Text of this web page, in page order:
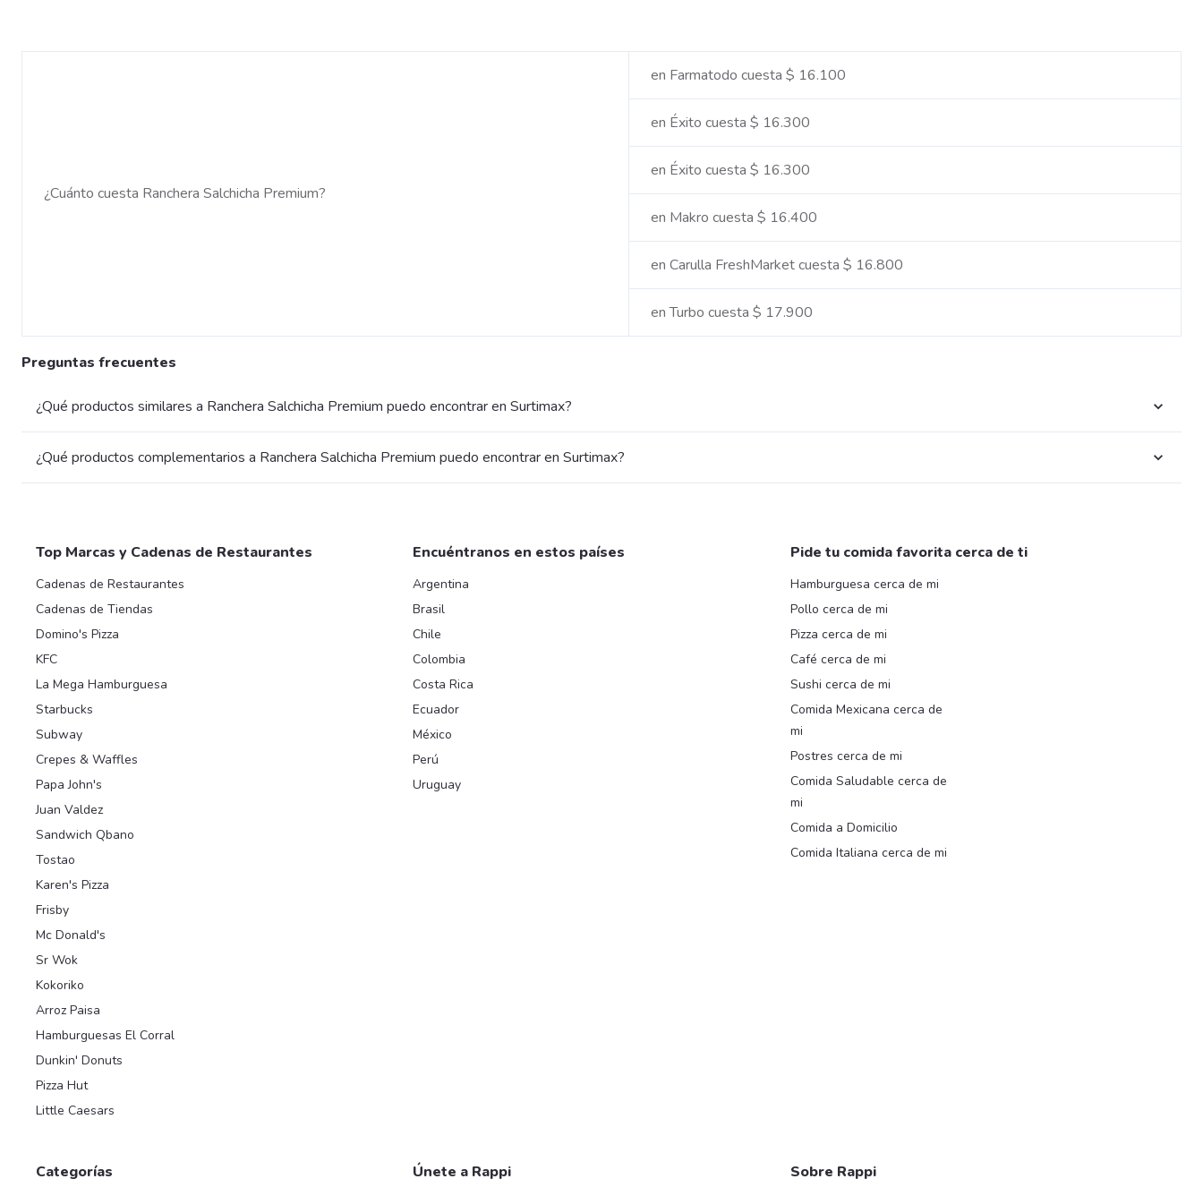
¿Cuánto cuesta Ranchera Salchicha Premium?
en Farmatodo cuesta $ 16.100
en Éxito cuesta $ 16.300
en Éxito cuesta $ 16.300
en Makro cuesta $ 16.400
en Carulla FreshMarket cuesta $ 16.800
en Turbo cuesta $ 17.900
Preguntas frecuentes
¿Qué productos similares a Ranchera Salchicha Premium puedo encontrar en Surtimax?
¿Qué productos complementarios a Ranchera Salchicha Premium puedo encontrar en Surtimax?
Top Marcas y Cadenas de Restaurantes
Cadenas de Restaurantes
Cadenas de Tiendas
Domino's Pizza
KFC
La Mega Hamburguesa
Starbucks
Subway
Crepes & Waffles
Papa John's
Juan Valdez
Sandwich Qbano
Tostao
Karen's Pizza
Frisby
Mc Donald's
Sr Wok
Kokoriko
Arroz Paisa
Hamburguesas El Corral
Dunkin' Donuts
Pizza Hut
Little Caesars
Encuéntranos en estos países
Argentina
Brasil
Chile
Colombia
Costa Rica
Ecuador
México
Perú
Uruguay
Pide tu comida favorita cerca de ti
Hamburguesa cerca de mi
Pollo cerca de mi
Pizza cerca de mi
Café cerca de mi
Sushi cerca de mi
Comida Mexicana cerca de
mi
Postres cerca de mi
Comida Saludable cerca de
mi
Comida a Domicilio
Comida Italiana cerca de mi
Categorías Únete a Rappi Sobre Rappi